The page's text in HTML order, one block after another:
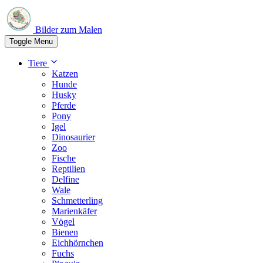
Bilder zum Malen
Toggle Menu
Tiere
Katzen
Hunde
Husky
Pferde
Pony
Igel
Dinosaurier
Zoo
Fische
Reptilien
Delfine
Wale
Schmetterling
Marienkäfer
Vögel
Bienen
Eichhörnchen
Fuchs